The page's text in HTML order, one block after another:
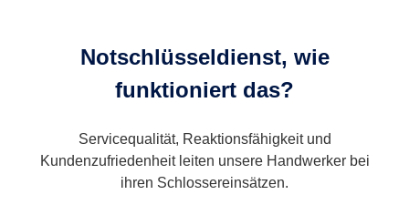
Notschlüsseldienst, wie
funktioniert das?
Servicequalität, Reaktionsfähigkeit und
Kundenzufriedenheit leiten unsere Handwerker bei
ihren Schlossereinsätzen.